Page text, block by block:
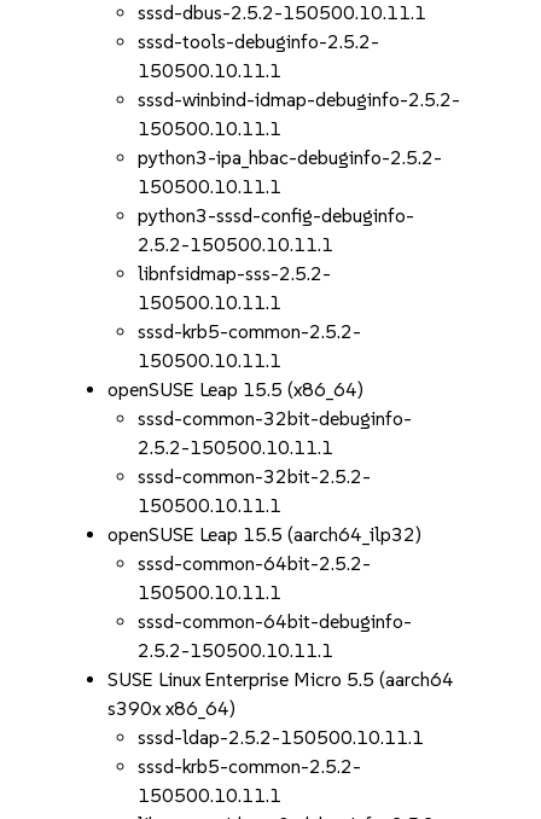
sssd-dbus-2.5.2-150500.10.11.1
sssd-tools-debuginfo-2.5.2-
150500.10.11.1
sssd-winbind-idmap-debuginfo-2.5.2-
150500.10.11.1
python3-ipa_hbac-debuginfo-2.5.2-
150500.10.11.1
python3-sssd-config-debuginfo-
2.5.2-150500.10.11.1
libnfsidmap-sss-2.5.2-
150500.10.11.1
sssd-krb5-common-2.5.2-
150500.10.11.1
openSUSE Leap 15.5 (x86_64)
sssd-common-32bit-debuginfo-
2.5.2-150500.10.11.1
sssd-common-32bit-2.5.2-
150500.10.11.1
openSUSE Leap 15.5 (aarch64_ilp32)
sssd-common-64bit-2.5.2-
150500.10.11.1
sssd-common-64bit-debuginfo-
2.5.2-150500.10.11.1
SUSE Linux Enterprise Micro 5.5 (aarch64
s390x x86_64)
sssd-ldap-2.5.2-150500.10.11.1
sssd-krb5-common-2.5.2-
150500.10.11.1